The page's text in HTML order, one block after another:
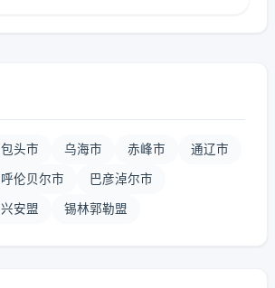
包头市 乌海市 赤峰市 通辽市
呼伦贝尔市 巴彦淖尔市
兴安盟 锡林郭勒盟